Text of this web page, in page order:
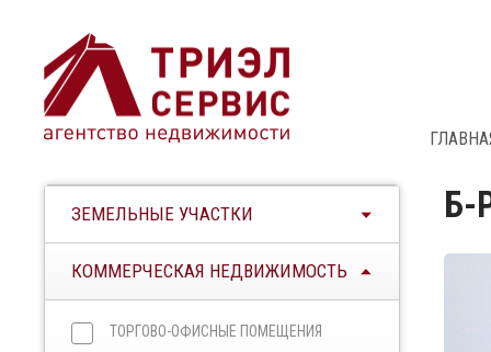
ЗЕМЕЛЬНЫЕ УЧАСТКИ
КОММЕРЧЕСКАЯ НЕДВИЖИМОСТЬ
ТОРГОВО-ОФИСНЫЕ ПОМЕЩЕНИЯ
Б-